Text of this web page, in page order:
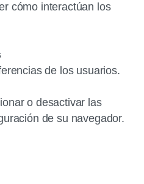
cómo interactúan los
de los usuarios.
o desactivar las
de su navegador.